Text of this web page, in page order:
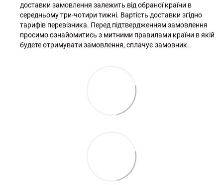
доставки замовлення залежить від обраної країни в
середньому три-чотири тижні. Вартість доставки згідно
тарифів перевізника. Перед підтвердженням замовлення
просимо ознайомитись з митними правилами країни в якій
будете отримувати замовлення, сплачує замовник.